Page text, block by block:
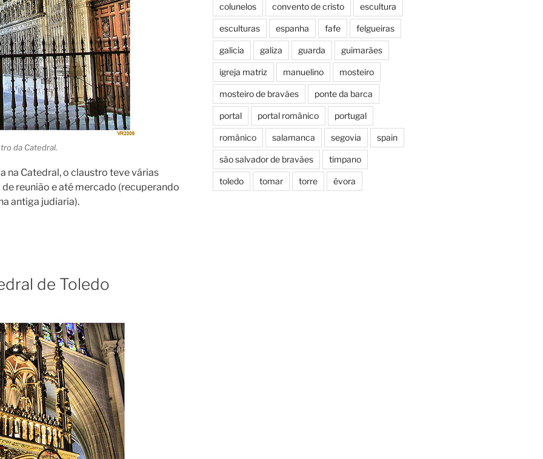
da Catedral.
na Catedral, o claustro teve várias
reunião e até mercado (recuperando
antiga judiaria).
de Toledo
colunelos convento de cristo escultura
esculturas espanha fafe felgueiras
galicia galiza guarda guimarães
igreja matriz manuelino mosteiro
mosteiro de bravães ponte da barca
portal portal românico portugal
românico salamanca segovia spain
são salvador de bravães timpano
toledo tomar torre évora